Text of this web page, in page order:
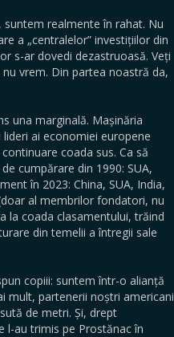
realmente în rahat. Nu
a „centralelor” investițiilor din
s-ar dovedi dezastruoasă. Veți
vrem. Din partea noastră da,
una marginală. Mașinăria
ai economiei europene
coada sus. Ca să
cumpărare din 1990: SUA,
în 2023: China, SUA, India,
al membrilor fondatori, nu
la coada clasamentului, trăind
din temelii a întregii sale
copiii: suntem într-o alianță
mult, partenerii noștri americani
de metri. Și, drept
l-au trimis pe Prostănac în